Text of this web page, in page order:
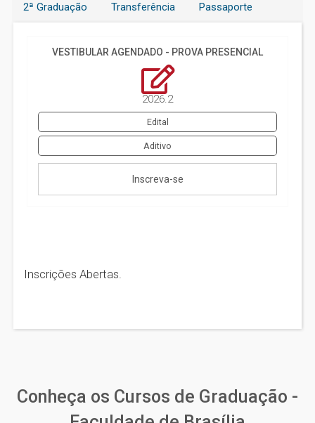
2ª Graduação Transferência Passaporte
VESTIBULAR AGENDADO - PROVA PRESENCIAL
2026.2
Edital
Aditivo
Inscreva-se
Inscrições Abertas.
Conheça os Cursos de Graduação -